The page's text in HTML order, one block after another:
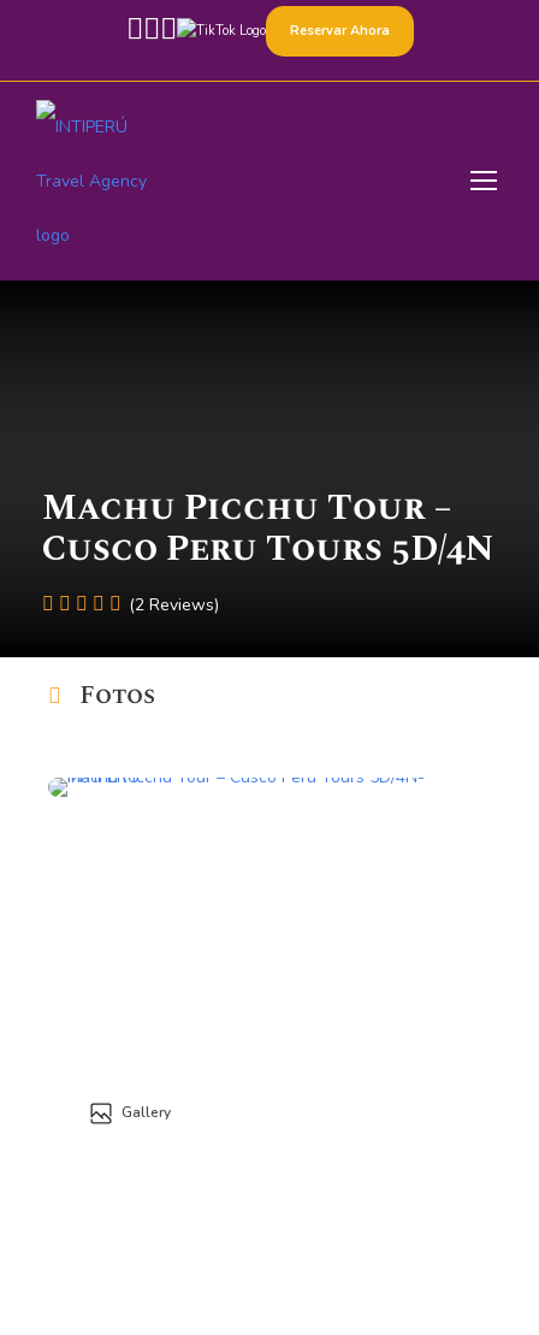
Reservar Ahora
Machu Picchu Tour –
Cusco Peru Tours 5D/4N
(2 Reviews)
Fotos
Gallery